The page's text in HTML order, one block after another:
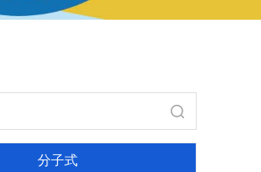
分子式